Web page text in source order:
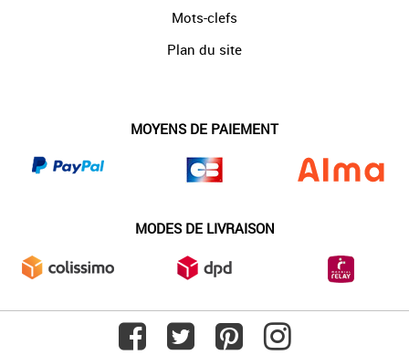
Mots-clefs
Plan du site
MOYENS DE PAIEMENT
MODES DE LIVRAISON